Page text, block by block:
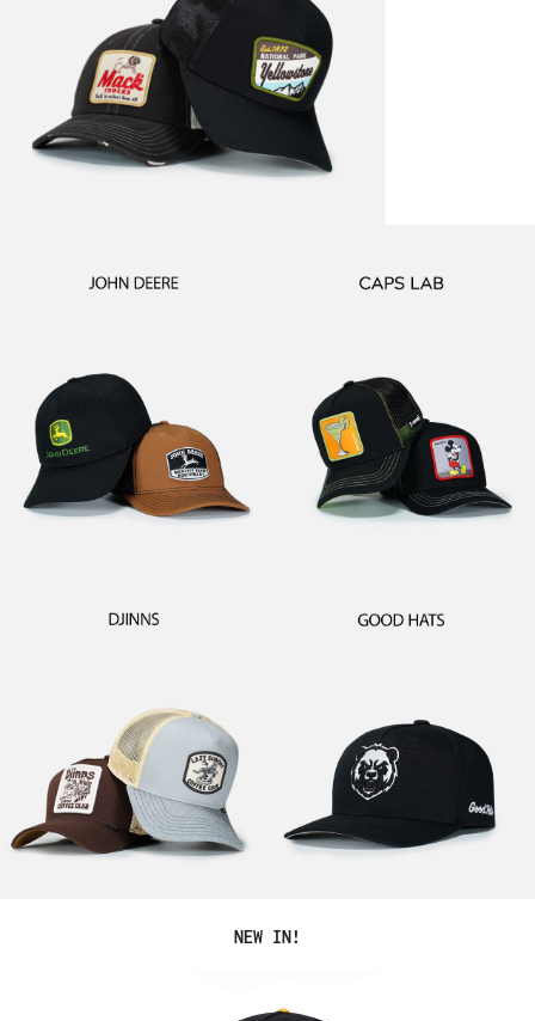
Produktgalerie überspringenNEW IN!